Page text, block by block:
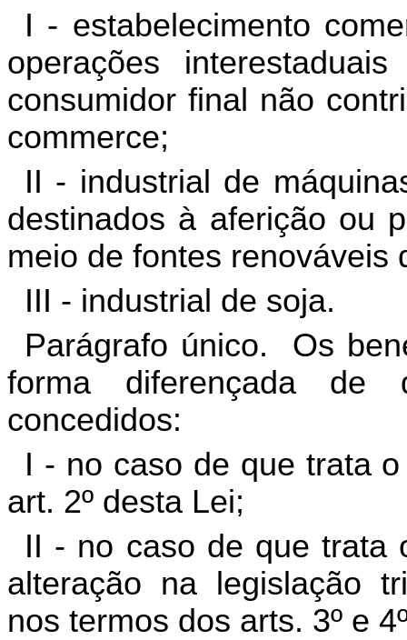
I - estabelecimento
operações
consumidor final não
commerce;
II - industrial de
destinados à aferição ou
meio de fontes renováveis
III - industrial de soja.
Parágrafo único. Os
forma diferençada
concedidos:
I - no caso de que trata
art. 2º desta Lei;
II - no caso de que trata
alteração na legislação
nos termos dos arts. 3º e